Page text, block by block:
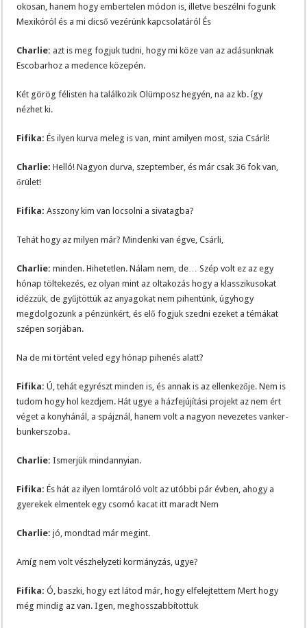
okosan, hanem hogy embertelen módon is, illetve beszélni fogunk
Mexikóról és a mi dicső vezérünk kapcsolatáról És
Charlie: azt is meg fogjuk tudni, hogy mi köze van az adásunknak
Escobarhoz a medence közepén.
Két görög félisten ha találkozik Olümposz hegyén, na az kb. így
nézhet ki.
Fifika: És ilyen kurva meleg is van, mint amilyen most, szia Csárli!
Charlie: Helló! Nagyon durva, szeptember, és már csak 36 fok van,
őrület!
Fifika: Asszony kim van locsolni a sivatagba?
Tehát hogy az milyen már? Mindenki van égve, Csárli,
Charlie: minden. Hihetetlen. Nálam nem, de… Szép volt ez az egy
hónap töltekezés, ez olyan mint az oltakozás hogy a klasszikusokat
idézzük, de gyűjtöttük az anyagokat nem pihentünk, úgyhogy
megdolgozunk a pénzünkért, és elő fogjuk szedni ezeket a témákat
szépen sorjában.
Na de mi történt veled egy hónap pihenés alatt?
Fifika: Ú, tehát egyrészt minden is, és annak is az ellenkezője. Nem is
tudom hogy hol kezdjem. Hát ugye a házfejújítási projekt az nem ért
véget a konyhánál, a spájznál, hanem volt a nagyon nevezetes vanker-
bunkerszoba.
Charlie: Ismerjük mindannyian.
Fifika: És hát az ilyen lomtároló volt az utóbbi pár évben, ahogy a
gyerekek elmentek egy csomó kacat itt maradt Nem
Charlie: jó, mondtad már megint.
Amíg nem volt vészhelyzeti kormányzás, ugye?
Fifika: Ó, baszki, hogy ezt látod már, hogy elfelejtettem Mert hogy
még mindig az van. Igen, meghosszabbítottuk